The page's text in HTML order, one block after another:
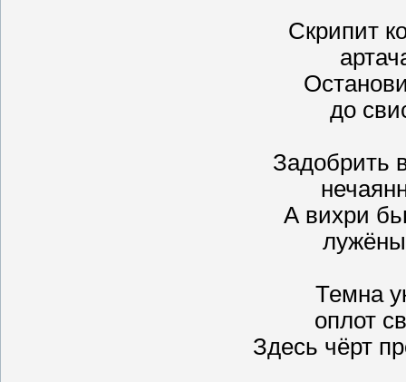
Скрипит
до
Задобрить
А вихри
Темна
оплот
Здесь чёрт